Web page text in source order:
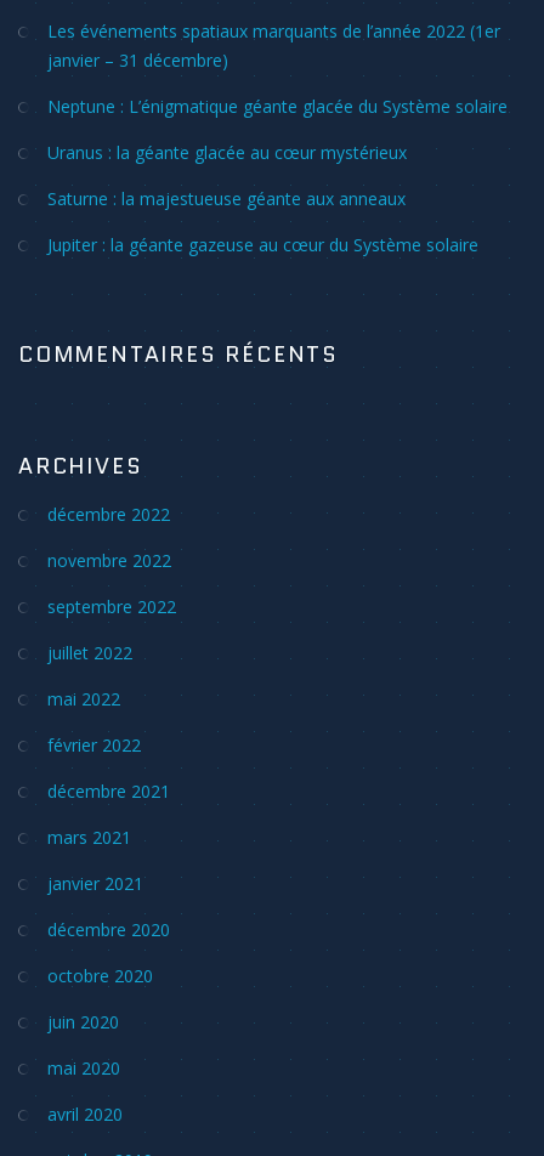
Les événements spatiaux marquants de l’année 2022 (1er
janvier – 31 décembre)
Neptune : L’énigmatique géante glacée du Système solaire
Uranus : la géante glacée au cœur mystérieux
Saturne : la majestueuse géante aux anneaux
Jupiter : la géante gazeuse au cœur du Système solaire
COMMENTAIRES RÉCENTS
ARCHIVES
décembre 2022
novembre 2022
septembre 2022
juillet 2022
mai 2022
février 2022
décembre 2021
mars 2021
janvier 2021
décembre 2020
octobre 2020
juin 2020
mai 2020
avril 2020